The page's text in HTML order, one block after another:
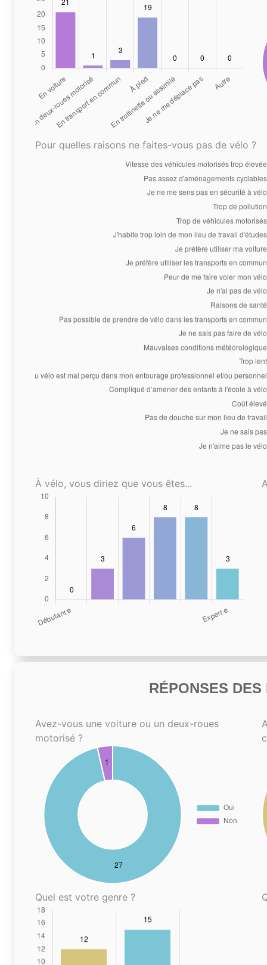
Pour quelles raisons ne faites-vous pas de vélo ?
À vélo, vous diriez que vous êtes...
RÉPONSES
Avez-vous une voiture ou un deux-roues
motorisé ?
Quel est votre genre ?